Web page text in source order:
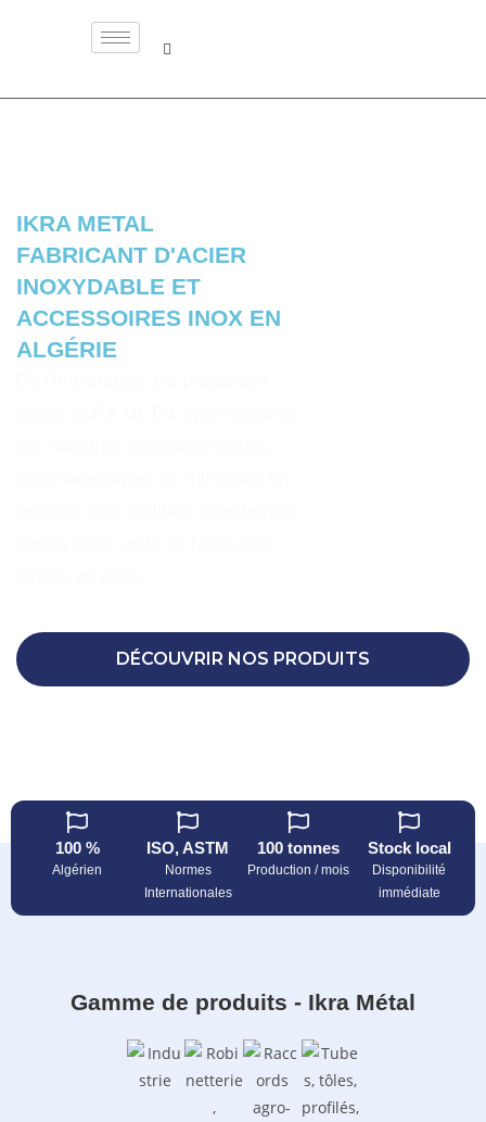
IKRA METAL
FABRICANT D'ACIER
INOXYDABLE ET
ACCESSOIRES INOX EN
ALGÉRIE
DÉCOUVRIR NOS PRODUITS
100 %
Algérien
ISO, ASTM
Normes
Internationales
100 tonnes
Production / mois
Stock local
Disponibilité
immédiate
Gamme de produits - Ikra Métal